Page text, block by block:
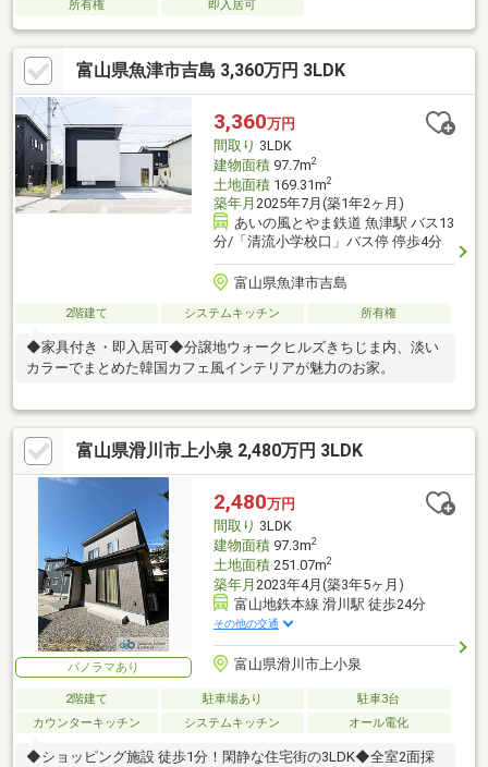
所有権
即入居可
富山県魚津市吉島 3,360万円 3LDK
3,360万円
間取り 3LDK
建物面積97.7m2
土地面積169.31m2
築年月 2025年7月(築1年2ヶ月)
あいの風とやま鉄道 魚津駅 バス13
分/「清流小学校口」バス停 停歩4分
富山県魚津市吉島
2階建て システムキッチン 所有権
◆家具付き・即入居可◆分譲地ウォークヒルズきちじま内、淡い
カラーでまとめた韓国カフェ風インテリアが魅力のお家。
富山県滑川市上小泉 2,480万円 3LDK
パノラマあり
2,480万円
間取り 3LDK
建物面積97.3m2
土地面積251.07m2
築年月 2023年4月(築3年5ヶ月)
富山地鉄本線 滑川駅 徒歩24分
その他の交通
富山県滑川市上小泉
2階建て 駐車場あり
駐車3台
カウンターキッチン
システムキッチン オール電化
◆ショッピング施設 徒歩1分！閑静な住宅街の3LDK◆全室2面採